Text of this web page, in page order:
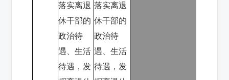
落实离退
休干部的
政治待
遇、生活
待遇，发
落实离退
休干部的
政治待
遇、生活
待遇，发